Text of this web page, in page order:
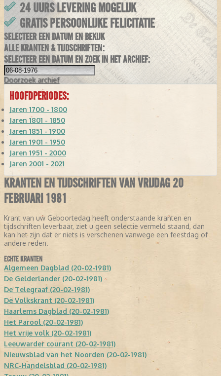
24 UURS LEVERING MOGELIJK
GRATIS PERSOONLIJKE FELICITATIE
SELECTEER EEN DATUM EN BEKIJK
ALLE KRANTEN & TIJDSCHRIFTEN:
SELECTEER EEN DATUM EN ZOEK IN HET ARCHIEF:
Doorzoek archief
HOOFDPERIODES:
Jaren 1700 - 1800
Jaren 1801 - 1850
Jaren 1851 - 1900
Jaren 1901 - 1950
Jaren 1951 - 2000
Jaren 2001 - 2021
KRANTEN EN TIJDSCHRIFTEN VAN VRIJDAG 20
FEBRUARI 1981
Krant van uw Geboortedag heeft onderstaande kranten en
tijdschriften leverbaar, ziet u geen selectie vermeld staand, dan
kan het zijn dat er niets is verschenen vanwege een feestdag of
andere reden.
ECHTE KRANTEN
Algemeen Dagblad (20-02-1981)
De Gelderlander (20-02-1981)
De Telegraaf (20-02-1981)
De Volkskrant (20-02-1981)
Haarlems Dagblad (20-02-1981)
Het Parool (20-02-1981)
Het vrije volk (20-02-1981)
Leeuwarder courant (20-02-1981)
Nieuwsblad van het Noorden (20-02-1981)
NRC-Handelsblad (20-02-1981)